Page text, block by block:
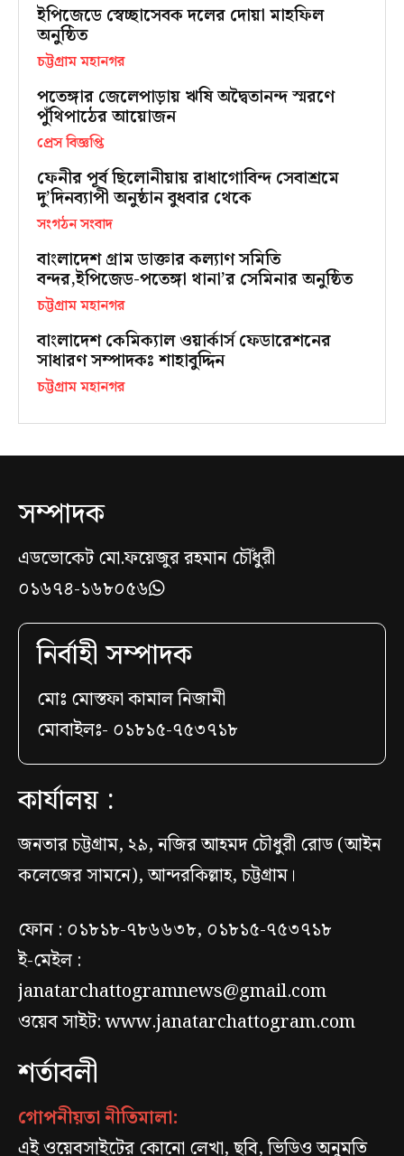
ইপিজেডে স্বেচ্ছাসেবক দলের দোয়া মাহফিল
অনুষ্ঠিত
চট্টগ্রাম মহানগর
পতেঙ্গার জেলেপাড়ায় ঋষি অদ্বৈতানন্দ স্মরণে
পুঁথিপাঠের আয়োজন
প্রেস বিজ্ঞপ্তি
ফেনীর পূর্ব ছিলোনীয়ায় রাধাগোবিন্দ সেবাশ্রমে
দু’দিনব্যাপী অনুষ্ঠান বুধবার থেকে
সংগঠন সংবাদ
বাংলাদেশ গ্রাম ডাক্তার কল্যাণ সমিতি
বন্দর,ইপিজেড-পতেঙ্গা থানা’র সেমিনার অনুষ্ঠিত
চট্টগ্রাম মহানগর
বাংলাদেশ কেমিক্যাল ওয়ার্কার্স ফেডারেশনের
সাধারণ সম্পাদকঃ শাহাবুদ্দিন
চট্টগ্রাম মহানগর
সম্পাদক
এডভোকেট মো.ফয়েজুর রহমান চৌঁধুরী
০১৬৭৪-১৬৮০৫৬
নির্বাহী সম্পাদক
মোঃ মোস্তফা কামাল নিজামী
মোবাইলঃ- ০১৮১৫-৭৫৩৭১৮
কার্যালয় :
জনতার চট্টগ্রাম, ২৯, নজির আহমদ চৌধুরী রোড (আইন
কলেজের সামনে), আন্দরকিল্লাহ, চট্টগ্রাম।
ফোন : ০১৮১৮-৭৮৬৬৩৮, ০১৮১৫-৭৫৩৭১৮
ই-মেইল :
janatarchattogramnews@gmail.com
ওয়েব সাইট: www.janatarchattogram.com
শর্তাবলী
গোপনীয়তা নীতিমালা:
এই ওয়েবসাইটের কোনো লেখা, ছবি, ভিডিও অনুমতি